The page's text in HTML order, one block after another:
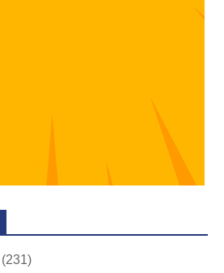
(231)